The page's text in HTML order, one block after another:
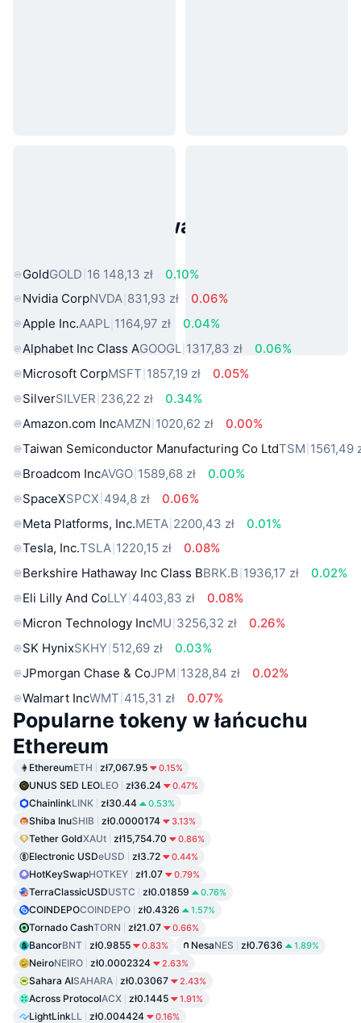
Popularne aktywa ze świata
GoldGOLD 16 148,13 zł
0.10%
Nvidia CorpNVDA 831,93 zł
0.06%
Apple Inc.AAPL 1164,97 zł
0.04%
Alphabet Inc Class AGOOGL 1317,83 zł
0.06%
Microsoft CorpMSFT 1857,19 zł
0.05%
SilverSILVER 236,22 zł
0.34%
Amazon.com IncAMZN 1020,62 zł
0.00%
Taiwan Semiconductor Manufacturing Co LtdTSM 1561,49
Broadcom IncAVGO 1589,68 zł
0.00%
SpaceXSPCX 494,8 zł
0.06%
Meta Platforms, Inc.META 2200,43 zł
0.01%
Tesla, Inc.TSLA 1220,15 zł
0.08%
Berkshire Hathaway Inc Class BBRK.B 1936,17 zł
0.02%
Eli Lilly And CoLLY 4403,83 zł
0.08%
Micron Technology IncMU 3256,32 zł
0.26%
SK HynixSKHY 512,69 zł
0.03%
JPmorgan Chase & CoJPM 1328,84 zł
0.02%
Walmart IncWMT 415,31 zł 0.07%
Popularne tokeny w łańcuchu
Ethereum
EthereumETH zł7,067.95 0.15%
UNUS SED LEOLEO zł36.24 0.47%
ChainlinkLINK zł30.44 0.53%
Shiba InuSHIB zł0.0000174 3.13%
Tether GoldXAUt zł15,754.70 0.86%
Electronic USDeUSD zł3.72 0.44%
HotKeySwapHOTKEY zł1.07 0.79%
TerraClassicUSDUSTC zł0.01859 0.76%
COINDEPOCOINDEPO zł0.4326 1.57%
Tornado CashTORN zł21.07 0.66%
BancorBNT zł0.9855 0.83% NesaNES zł0.7636 1.89%
NeiroNEIRO zł0.0002324 2.63%
Sahara AISAHARA zł0.03067 2.43%
Across ProtocolACX zł0.1445 1.91%
LightLinkLL zł0.004424 0.16%